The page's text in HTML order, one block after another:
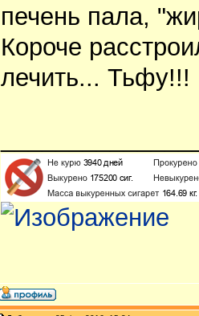
печень пала,
Короче
лечить... Тьфу!!!